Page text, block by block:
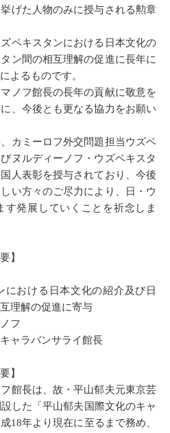
げた人物のみに授与される勲章
キスタンにおける日本文化の
ン間の相互理解の促進に長年に
よるものです。
フ館長の長年の貢献に敬意を
、今後とも更なる協力をお願い
ミーロフ外交問題担当ウズベ
ヌルディーノフ・ウズベキスタ
人表彰を授与されており、今後
い方々のご尽力により、日・ウ
す発展していくことを祈念しま
】
における日本文化の紹介及び日
理解の促進に寄与
フ
ャラバンサライ館長
】
長は、故・平山郁夫元東京芸
した「平山郁夫国際文化のキャ
18年より現在に至るまで務め、